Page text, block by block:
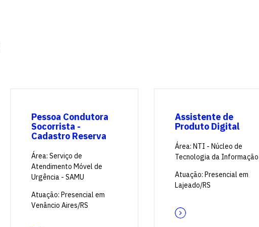
Pessoa Condutora
Socorrista -
Cadastro Reserva
Área: Serviço de
Atendimento Móvel de
Urgência - SAMU
Atuação: Presencial em
Venâncio Aires/RS
Assistente de
Produto Digital
Área: NTI - Núcleo de
Tecnologia da Informação
Atuação: Presencial em
Lajeado/RS